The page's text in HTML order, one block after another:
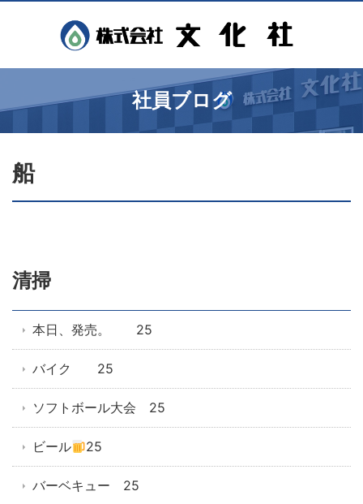
社員ブログ
船
清掃
本日、発売。 25
バイク 25
ソフトボール大会 25
ビール 25
バーベキュー 25